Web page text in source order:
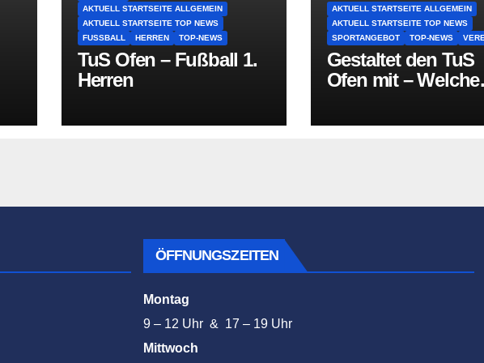
AKTUELL STARTSEITE ALLGEMEIN
AKTUELL STARTSEITE TOP NEWS
FUSSBALL
HERREN TOP-NEWS
TuS Ofen – Fußball 1.
Herren
AKTUELL STARTSEITE ALLGEMEIN
AKTUELL STARTSEITE TOP NEWS
SPORTANGEBOT
TOP-NEWS
Gestaltet den TuS
Ofen mit – Welche
ÖFFNUNGSZEITEN
Montag
9 – 12 Uhr & 17 – 19 Uhr
Mittwoch